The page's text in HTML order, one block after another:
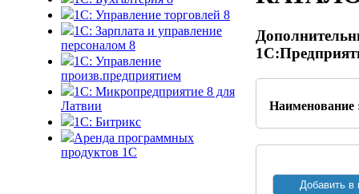
1C: Управление торговлей 8
1C: Зарплата и управление
персоналом 8
1C: Управление
произв.предприятием
1С: Микропредприятие 8 для
Латвии
1C: Битрикс
Аренда программных
продуктов 1С
Наименование